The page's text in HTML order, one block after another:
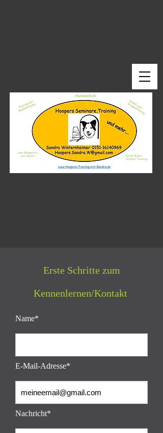
Erste Schritte zum
Kennenlernen/Kontakt
Name*
E-Mail-Adresse*
Nachricht*